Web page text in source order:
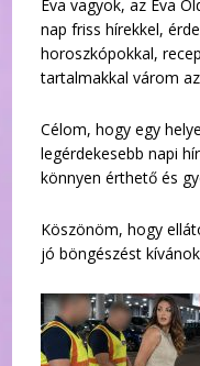
Éva vagyok, az Éva
nap friss hírekkel,
horoszkópokkal,
tartalmakkal várom
Célom, hogy egy
legérdekesebb napi
könnyen érthető és
Köszönöm, hogy
jó böngészést